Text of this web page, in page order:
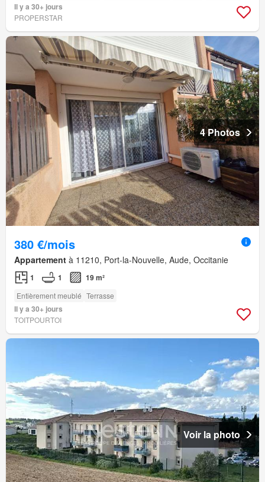
Il y a 30+ jours
PROPERSTAR
4 Photos
380 €/mois
Appartement à 11210, Port-la-Nouvelle, Aude, Occitanie
1 1 19 m²
Entièrement meublé Terrasse
Il y a 30+ jours
TOITPOURTOI
Voir la photo